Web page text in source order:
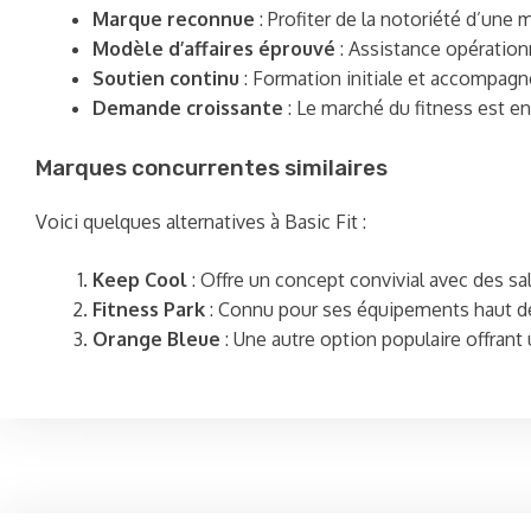
Marque reconnue : Profiter de la notoriété d’une
Modèle d’affaires éprouvé : Assistance
Soutien continu : Formation initiale et
Demande croissante : Le marché du fitness est
Marques concurrentes similaires
Voici quelques alternatives à Basic Fit :
Keep Cool : Offre un concept convivial avec des
Fitness Park : Connu pour ses équipements haut
Orange Bleue : Une autre option populaire